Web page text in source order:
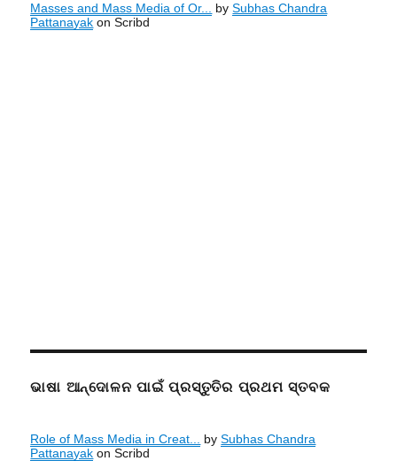
Masses and Mass Media of Or... bySubhas Chandra
Pattanayak on Scribd
ଭାଷା ଆନ୍ଦୋଳନ ପାଇଁ ପ୍ରସ୍ତୁତିର ପ୍ରଥମ ସ୍ତବକ
Role of Mass Media in Creat... bySubhas Chandra
Pattanayak on Scribd